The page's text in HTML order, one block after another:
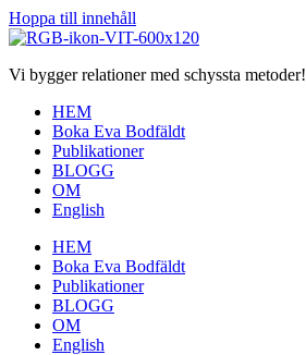
Hoppa till innehåll
Vi bygger relationer med schyssta metoder!
HEM
Boka Eva Bodfäldt
Publikationer
BLOGG
OM
English
HEM
Boka Eva Bodfäldt
Publikationer
BLOGG
OM
English